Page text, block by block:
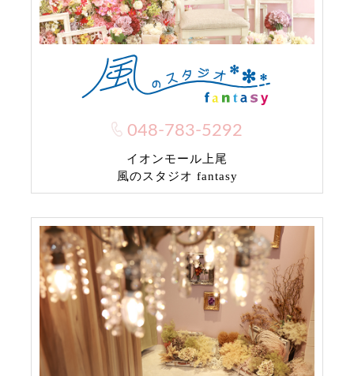
048-783-5292
イオンモール上尾
風のスタジオ fantasy